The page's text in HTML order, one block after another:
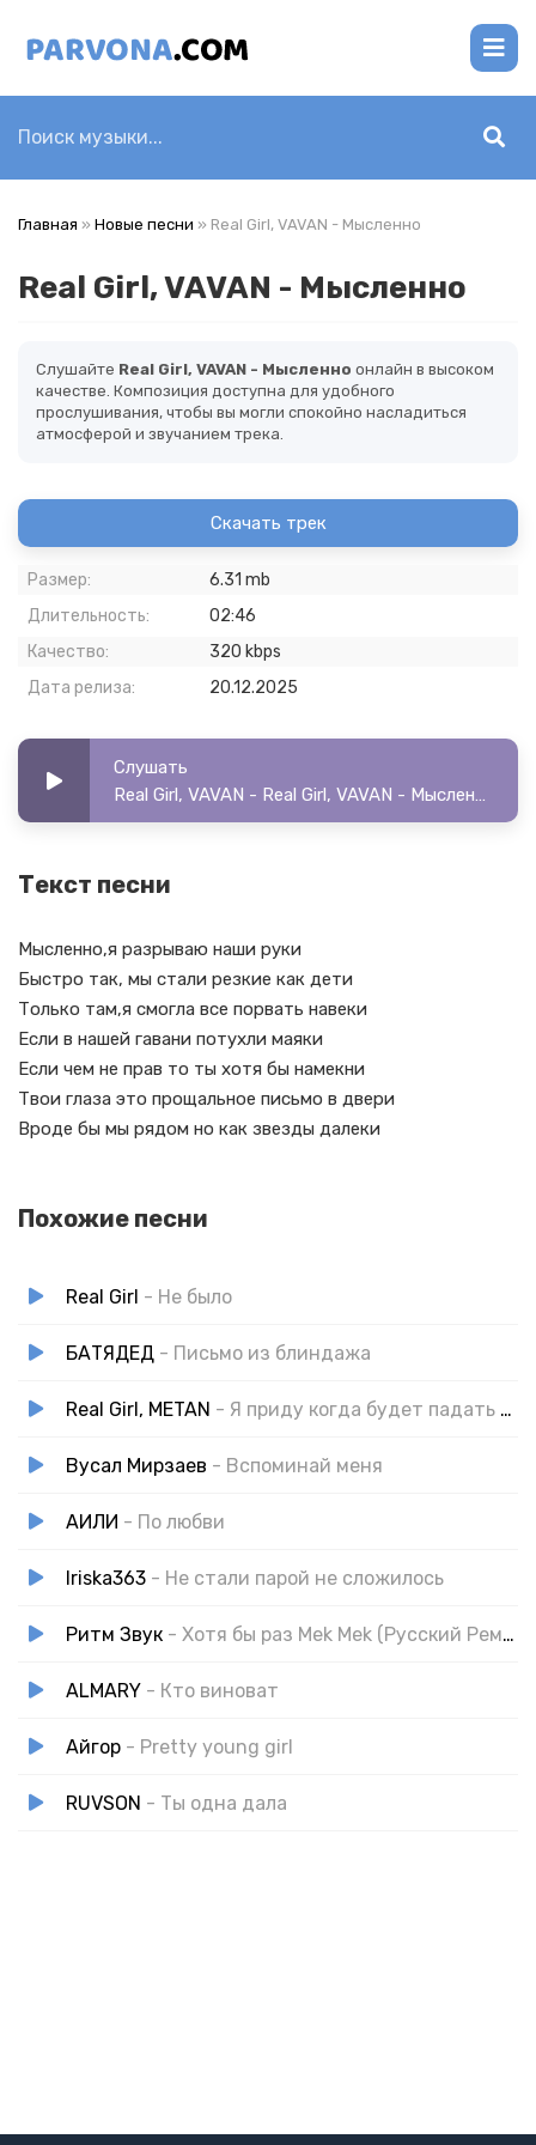
Главная » Новые песни » Real Girl, VAVAN - Мысленно
Real Girl, VAVAN - Мысленно
Слушайте Real Girl, VAVAN - Мысленно онлайн в высоком
качестве. Композиция доступна для удобного
прослушивания, чтобы вы могли спокойно насладиться
атмосферой и звучанием трека.
Скачать трек
Размер:
6.31 mb
Длительность:
02:46
Качество:
320 kbps
Дата релиза:
20.12.2025
Слушать
Real Girl, VAVAN - Real Girl, VAVAN - Мысленно
Текст песни
Мысленно,я разрываю наши руки
Быстро так, мы стали резкие как дети
Только там,я смогла все порвать навеки
Если в нашей гавани потухли маяки
Если чем не прав то ты хотя бы намекни
Твои глаза это прощальное письмо в двери
Вроде бы мы рядом но как звезды далеки
Похожие песни
Real Girl - Не было
БАТЯДЕД - Письмо из блиндажа
Real Girl, METAN - Я приду когда будет падать прошлогодний снег
Вусал Мирзаев - Вспоминай меня
АИЛИ - По любви
Iriska363 - Не стали парой не сложилось
Ритм Звук - Хотя бы раз Mek Mek (Русский Ремикс Лирическая)
ALMARY - Кто виноват
Айгор - Pretty young girl
RUVSON - Ты одна дала